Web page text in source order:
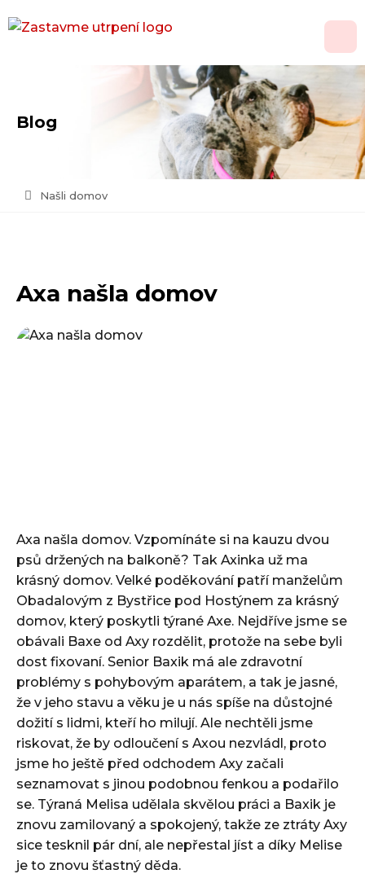
O nás
Adopce
Jak pomoci
Vánoční přání
Blog
Našli domov
Axa našla domov
Axa našla domov. Vzpomínáte si na kauzu dvou
psů držených na balkoně? Tak Axinka už ma
krásný domov. Velké poděkování patří manželům
Obadalovým z Bystřice pod Hostýnem za krásný
domov, který poskytli týrané Axe. Nejdříve jsme se
obávali Baxe od Axy rozdělit, protože na sebe byli
dost fixovaní. Senior Baxik má ale zdravotní
problémy s pohybovým aparátem, a tak je jasné,
že v jeho stavu a věku je u nás spíše na důstojné
dožití s lidmi, kteří ho milují. Ale nechtěli jsme
riskovat, že by odloučení s Axou nezvládl, proto
jsme ho ještě před odchodem Axy začali
seznamovat s jinou podobnou fenkou a podařilo
se. Týraná Melisa udělala skvělou práci a Baxik je
znovu zamilovaný a spokojený, takže ze ztráty Axy
sice tesknil pár dní, ale nepřestal jíst a díky Melise
je to znovu šťastný děda.